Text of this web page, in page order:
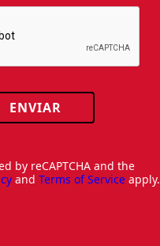
ENVIAR
by reCAPTCHA and the
and Terms of Service apply.